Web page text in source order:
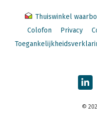
Thuiswinkel
Colofon
Privacy
©